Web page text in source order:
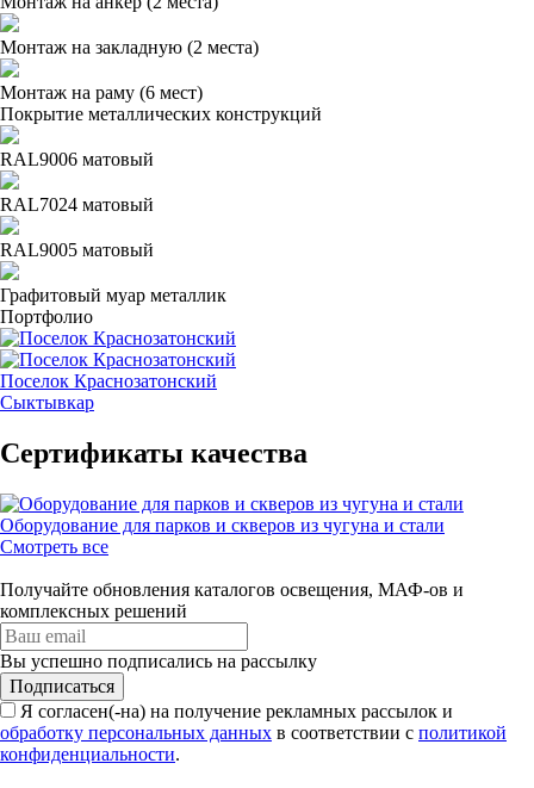
Монтаж на закладную (2 места)
Монтаж на раму (6 мест)
Покрытие металлических конструкций
RAL9006 матовый
RAL7024 матовый
RAL9005 матовый
Графитовый муар металлик
Портфолио
Поселок Краснозатонский
Сыктывкар
Сертификаты качества
Оборудование для парков и скверов из чугуна и стали
Смотреть все
Получайте обновления каталогов освещения, МАФ-ов и
комплексных решений
Вы успешно подписались на рассылку
Подписаться
Я согласен(-на) на получение рекламных рассылок и
обработку персональных данных в соответствии с политикой
конфиденциальности.